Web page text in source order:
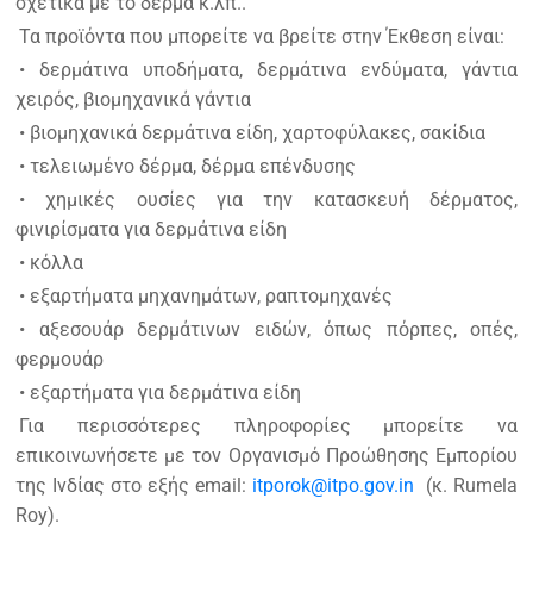
Τα προϊόντα που μπορείτε να βρείτε στην Έκθεση είναι:
• δερμάτινα υποδήματα, δερμάτινα ενδύματα, γάντια
χειρός, βιομηχανικά γάντια
• βιομηχανικά δερμάτινα είδη, χαρτοφύλακες, σακίδια
• τελειωμένο δέρμα, δέρμα επένδυσης
• χημικές ουσίες για την κατασκευή δέρματος,
φινιρίσματα για δερμάτινα είδη
• κόλλα
• εξαρτήματα μηχανημάτων, ραπτομηχανές
• αξεσουάρ δερμάτινων ειδών, όπως πόρπες, οπές,
φερμουάρ
• εξαρτήματα για δερμάτινα είδη
Για περισσότερες πληροφορίες μπορείτε να
επικοινωνήσετε με τον Οργανισμό Προώθησης Εμπορίου
της Ινδίας στο εξής email: itporok@itpo.gov.in (κ. Rumela
Roy).